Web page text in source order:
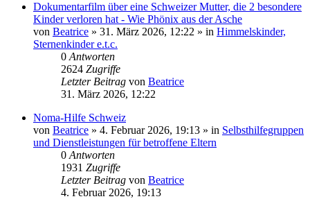
Dokumentarfilm über eine Schweizer Mutter, die 2 besondere
Kinder verloren hat - Wie Phönix aus der Asche
von Beatrice » 31. März 2026, 12:22 » in Himmelskinder,
Sternenkinder e.t.c.
0 Antworten
2624 Zugriffe
Letzter Beitrag von Beatrice
31. März 2026, 12:22
Noma-Hilfe Schweiz
von Beatrice » 4. Februar 2026, 19:13 » in Selbsthilfegruppen
und Dienstleistungen für betroffene Eltern
0 Antworten
1931 Zugriffe
Letzter Beitrag von Beatrice
4. Februar 2026, 19:13